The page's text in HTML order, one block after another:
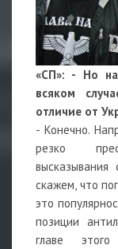
«СП»: - Но на
всяком
отличие от
- Конечно.
резко
скажем, что
это
позиции
главе